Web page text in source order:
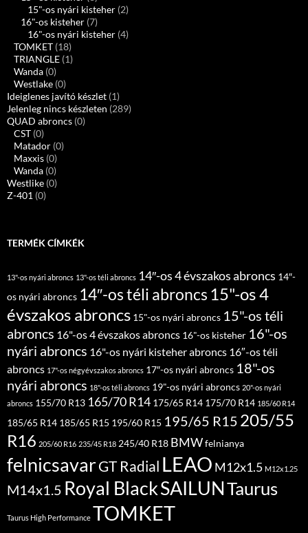
15"-os nyári kisteher (2)
16"-os kisteher (7)
16"-os nyári kisteher (4)
TOMKET (18)
TRIANGLE (1)
Wanda (0)
Westlake (0)
Ideiglenes javító készlet (1)
Jelenleg nincs készleten (289)
QUAD abroncs (0)
CST (0)
Matador (0)
Maxxis (0)
Wanda (0)
Westlike (0)
Z-401 (0)
TERMÉK CÍMKÉK
13"-os nyári abroncs 13"-os téli abroncs 14″-os 4 évszakos abroncs 14″-
os nyári abroncs 14″-os téli abroncs 15"-os 4
évszakos abroncs 15"-os nyári abroncs 15"-os téli
abroncs 16"-os 4 évszakos abroncs 16"-os kisteher 16"-os
nyári abroncs 16"-os nyári kisteher abroncs 16″-os téli
abroncs 17"-os négyévszakos abroncs 17″-os nyári abroncs 18"-os
nyári abroncs 18"-os téli abroncs 19"-os nyári abroncs 20"-os nyári
abroncs 155/70 R13 165/70 R14 175/65 R14 175/70 R14 185/60 R14
185/65 R14 185/65 R15 195/60 R15 195/65 R15 205/55
R16 205/60 R16 235/45 R18 245/40 R18 BMWfelnianya
felnicsavarGT Radial LEAO M12x1.5 M12x1.25
M14x1.5 Royal BlackSAILUNTaurus
Taurus High Performance TOMKET